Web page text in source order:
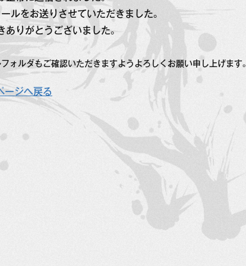
ルをお送りさせていただきました。
ありがとうございました。
ォルダもご確認いただきますようよろしくお願い申し上げます。
ージへ戻る